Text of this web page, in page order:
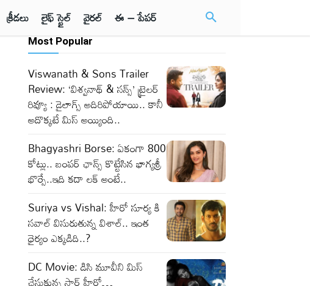
క్రీడలు లైఫ్ స్టైల్ వైరల్ ఈ – పేపర్
Most Popular
Viswanath & Sons Trailer
Review: ‘విశ్వనాథ్ & సన్స్’ ట్రైలర్
రివ్యూ : డైలాగ్స్ అదిరిపోయాయి.. కానీ
అదొక్కటే మిస్ అయ్యింది..
Bhagyashri Borse: ఏకంగా 800
కోట్లు.. బంపర్ ఛాన్స్ కొట్టేసిన భాగ్యశ్రీ
భొర్సే..ఇది కదా లక్ అంటే..
Suriya vs Vishal: హీరో సూర్య కి
సవాల్ విసురుతున్న విశాల్.. ఇంత
ధైర్యం ఎక్కడిది..?
DC Movie: డిసి మూవీని మిస్